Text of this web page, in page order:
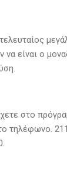
είναι ο
στο
τηλέφωνο.